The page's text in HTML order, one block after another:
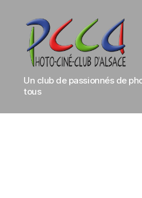
Photo-
Ciné-
d'Alsace
Un club de passionnés de
tous